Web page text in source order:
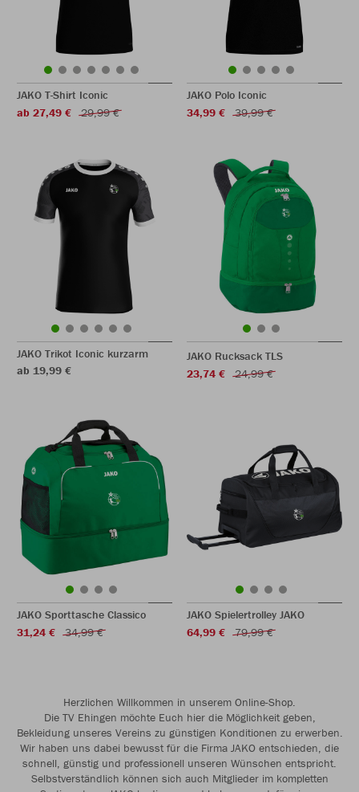
JAKO T-Shirt Iconic
ab 27,49 €
29,99 €
JAKO Polo Iconic
34,99 €
39,99 €
JAKO Trikot Iconic kurzarm
ab 19,99 €
JAKO Rucksack TLS
23,74 €
24,99 €
JAKO Sporttasche Classico
31,24 €
34,99 €
JAKO Spielertrolley JAKO
64,99 €
79,99 €
Herzlichen Willkommen in unserem Online-Shop.
Die TV Ehingen möchte Euch hier die Möglichkeit geben,
Bekleidung unseres Vereins zu günstigen Konditionen zu erwerben.
Wir haben uns dabei bewusst für die Firma JAKO entschieden, die
schnell, günstig und professionell unseren Wünschen entspricht.
Selbstverständlich können sich auch Mitglieder im kompletten